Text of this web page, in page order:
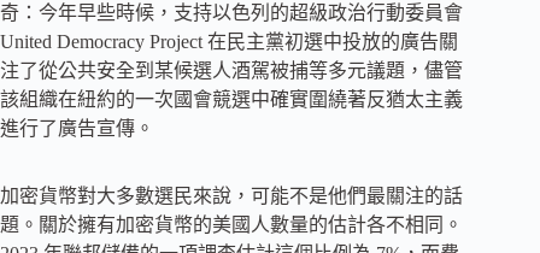
奇：今年早些時候，支持以色列的超級政治行動委員會
United Democracy Project 在民主黨初選中投放的廣告關
注了從公共安全到某候選人酒駕被捕等多元議題，儘管
該組織在紐約的一次國會競選中確實圍繞著反猶太主義
進行了廣告宣傳。
加密貨幣對大多數選民來說，可能不是他們最關注的話
題。關於擁有加密貨幣的美國人數量的估計各不相同。